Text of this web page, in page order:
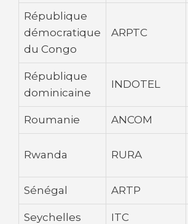
République
démocratique
du Congo
ARPTC
République
dominicaine
INDOTEL
Roumanie ANCOM
Rwanda RURA
Sénégal ARTP
Seychelles ITC